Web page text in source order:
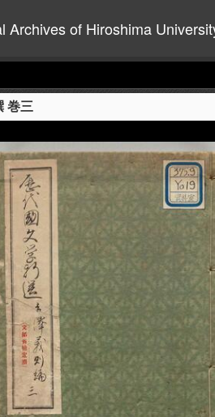
Archives of Hiroshima
巻三